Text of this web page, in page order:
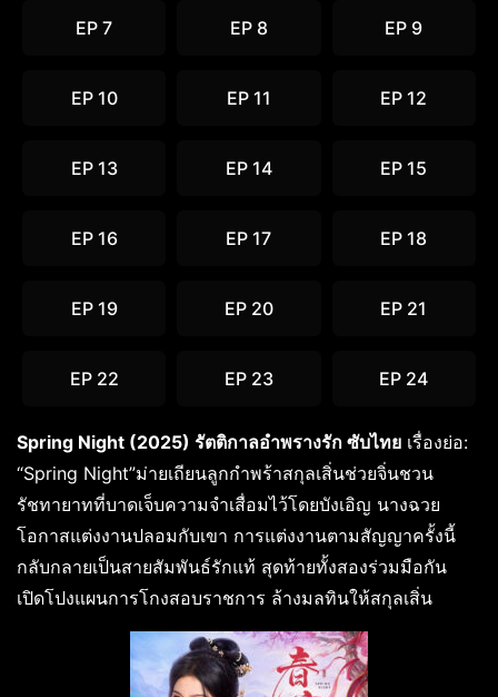
EP 7 EP 8 EP 9
EP 10 EP 11 EP 12
EP 13 EP 14 EP 15
EP 16 EP 17 EP 18
EP 19 EP 20 EP 21
EP 22 EP 23 EP 24
Spring Night (2025) รัตติกาลอำพรางรัก ซับไทย เรื่องย่อ:
“Spring Night”ม่ายเถียนลูกกำพร้าสกุลเสิ่นช่วยจิ่นชวน
รัชทายาทที่บาดเจ็บความจำเสื่อมไว้โดยบังเอิญ นางฉวย
โอกาสแต่งงานปลอมกับเขา การแต่งงานตามสัญญาครั้งนี้
กลับกลายเป็นสายสัมพันธ์รักแท้ สุดท้ายทั้งสองร่วมมือกัน
เปิดโปงแผนการโกงสอบราชการ ล้างมลทินให้สกุลเสิ่น